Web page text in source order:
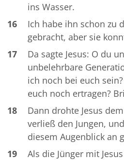
ins Wasser.
16
Ich habe ihn schon zu
gebracht, aber sie
17
Da sagte Jesus: O du
unbelehrbare
ich noch bei euch
euch noch ertragen?
18
Dann drohte Jesus
verließ den Jungen,
diesem Augenblick an
19
Als die Jünger mit